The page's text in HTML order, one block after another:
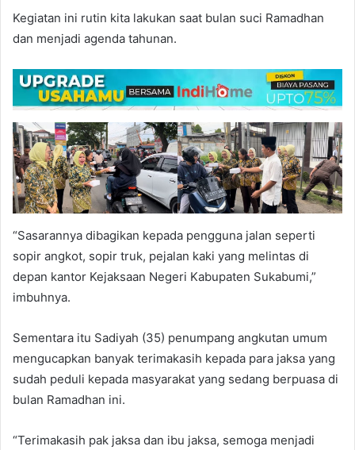
Kegiatan ini rutin kita lakukan saat bulan suci Ramadhan
dan menjadi agenda tahunan.
“Sasarannya dibagikan kepada pengguna jalan seperti
sopir angkot, sopir truk, pejalan kaki yang melintas di
depan kantor Kejaksaan Negeri Kabupaten Sukabumi,”
imbuhnya.
Sementara itu Sadiyah (35) penumpang angkutan umum
mengucapkan banyak terimakasih kepada para jaksa yang
sudah peduli kepada masyarakat yang sedang berpuasa di
bulan Ramadhan ini.
“Terimakasih pak jaksa dan ibu jaksa, semoga menjadi